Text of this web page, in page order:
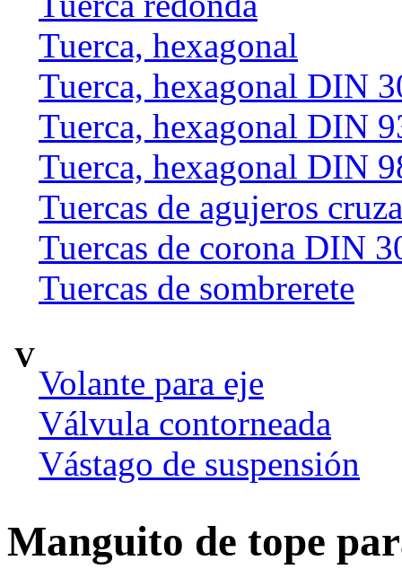
Tuerca, hexagonal
Tuerca, hexagonal DIN
Tuerca, hexagonal DIN
Tuerca, hexagonal DIN
Tuercas de agujeros
Tuercas de corona DIN
Tuercas de sombrerete
V
Volante para eje
Válvula contorneada
Vástago de suspensión
Manguito de tope